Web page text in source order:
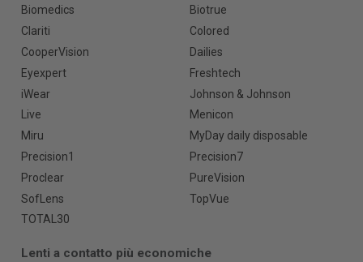
Biomedics
Biotrue
Clariti
Colored
CooperVision
Dailies
Eyexpert
Freshtech
iWear
Johnson & Johnson
Live
Menicon
Miru
MyDay daily disposable
Precision1
Precision7
Proclear
PureVision
SofLens
TopVue
TOTAL30
Lenti a contatto più economiche